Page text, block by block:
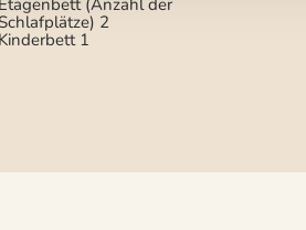
2
Kinderbett 1